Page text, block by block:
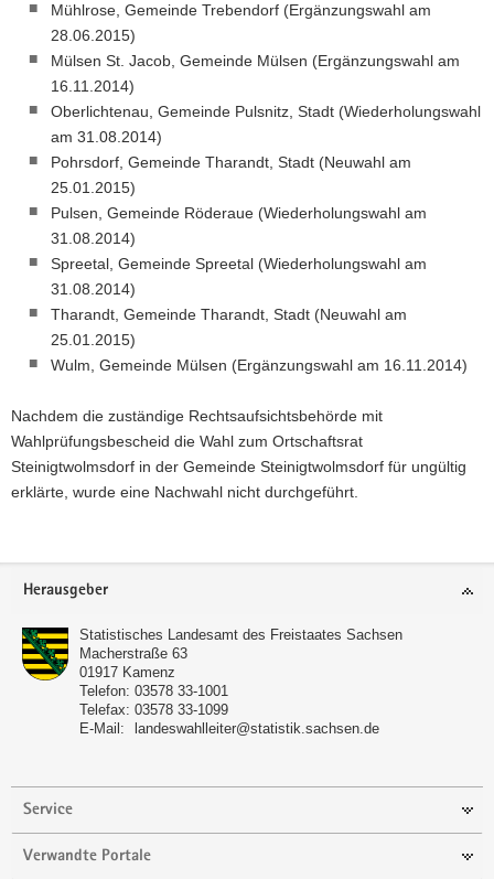
Mühlrose, Gemeinde Trebendorf (Ergänzungswahl am
28.06.2015)
Mülsen St. Jacob, Gemeinde Mülsen (Ergänzungswahl am
16.11.2014)
Oberlichtenau, Gemeinde Pulsnitz, Stadt (Wiederholungswahl
am 31.08.2014)
Pohrsdorf, Gemeinde Tharandt, Stadt (Neuwahl am
25.01.2015)
Pulsen, Gemeinde Röderaue (Wiederholungswahl am
31.08.2014)
Spreetal, Gemeinde Spreetal (Wiederholungswahl am
31.08.2014)
Tharandt, Gemeinde Tharandt, Stadt (Neuwahl am
25.01.2015)
Wulm, Gemeinde Mülsen (Ergänzungswahl am 16.11.2014)
Nachdem die zuständige Rechtsaufsichtsbehörde mit
Wahlprüfungsbescheid die Wahl zum Ortschaftsrat
Steinigtwolmsdorf in der Gemeinde Steinigtwolmsdorf für ungültig
erklärte, wurde eine Nachwahl nicht durchgeführt.
Footer-
Herausgeber
Statistisches Landesamt des Freistaates Sachsen
Macherstraße 63
01917 Kamenz
Telefon: 03578 33-1001
Telefax: 03578 33-1099
E-Mail:
landeswahlleiter@statistik.sachsen.de
Service
Verwandte Portale